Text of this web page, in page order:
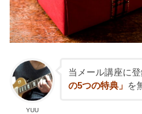
YUU
当メール講座に登
の5つの特典」
を